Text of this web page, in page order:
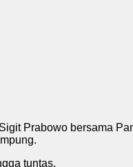
Prabowo bersama
tuntas.